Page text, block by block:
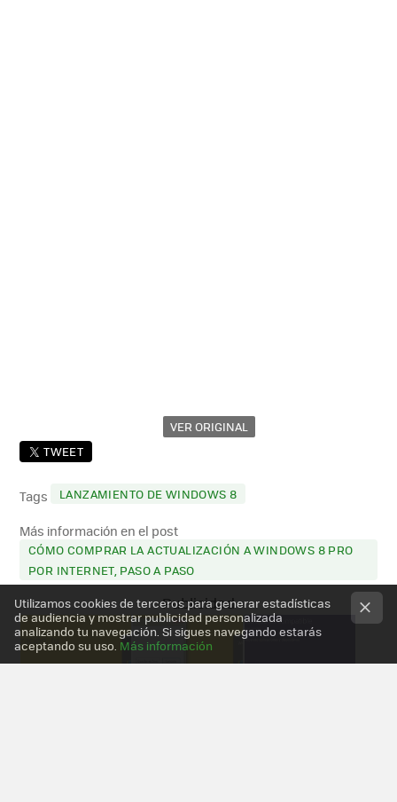
VER ORIGINAL
TWEET
Tags LANZAMIENTO DE WINDOWS 8
Más información en el post
CÓMO COMPRAR LA ACTUALIZACIÓN A WINDOWS 8 PRO
POR INTERNET, PASO A PASO
Utilizamos cookies de terceros para generar estadísticas
de audiencia y mostrar publicidad personalizada
analizando tu navegación. Si sigues navegando estarás
aceptando su uso. Más información